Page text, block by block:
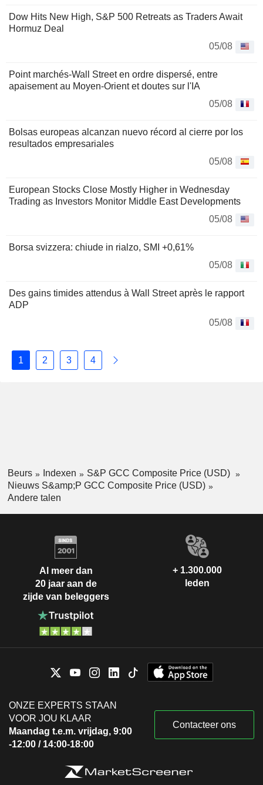
Dow Hits New High, S&P 500 Retreats as Traders Await
Hormuz Deal
05/08
Point marchés-Wall Street en ordre dispersé, entre
apaisement au Moyen-Orient et doutes sur l'IA
05/08
Bolsas europeas alcanzan nuevo récord al cierre por los
resultados empresariales
05/08
European Stocks Close Mostly Higher in Wednesday
Trading as Investors Monitor Middle East Developments
05/08
Borsa svizzera: chiude in rialzo, SMI +0,61%
05/08
Des gains timides attendus à Wall Street après le rapport
ADP
05/08
1 2 3 4
Beurs Indexen
S&P GCC Composite Price (USD)
Nieuws S&amp;P GCC Composite Price (USD)
Andere talen
Al meer dan
20 jaar aan de
zijde van beleggers
+ 1.300.000
leden
ONZE EXPERTS STAAN
VOOR JOU KLAAR
Maandag t.e.m. vrijdag, 9:00
-12:00 / 14:00-18:00
Contacteer ons